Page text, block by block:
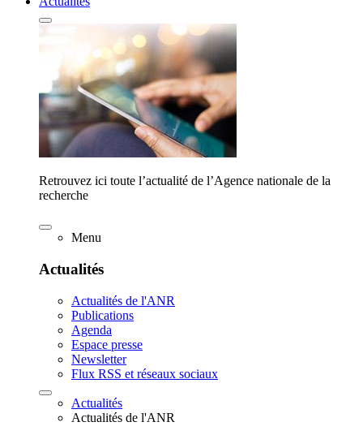
Retrouvez ici toute l’actualité de l’Agence nationale de la
recherche
Menu
Actualités
Actualités de l'ANR
Publications
Agenda
Espace presse
Newsletter
Flux RSS et réseaux sociaux
Actualités
Actualités de l'ANR